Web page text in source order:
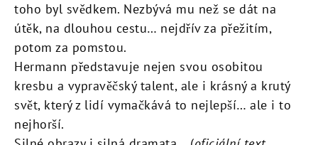
toho byl svědkem. Nezbývá mu než se dát na
útěk, na dlouhou cestu… nejdřív za přežitím,
potom za pomstou.
Hermann představuje nejen svou osobitou
kresbu a vypravěčský talent, ale i krásný a krutý
svět, který z lidí vymačkává to nejlepší… ale i to
nejhorší.